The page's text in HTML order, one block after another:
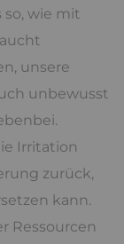
so, wie mit
unsere
unbewusst
Irritation
zurück,
kann.
Ressourcen